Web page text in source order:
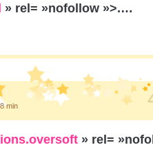
» rel= »nofollow »>.…
min
» rel=